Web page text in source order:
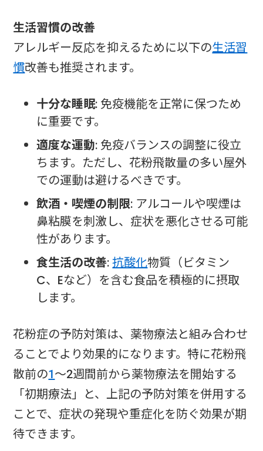
生活習慣の改善
アレルギー反応を抑えるために以下の生活習
慣改善も推奨されます。
十分な睡眠: 免疫機能を正常に保つため
に重要です。
適度な運動: 免疫バランスの調整に役立
ちます。ただし、花粉飛散量の多い屋外
での運動は避けるべきです。
飲酒・喫煙の制限: アルコールや喫煙は
鼻粘膜を刺激し、症状を悪化させる可能
性があります。
食生活の改善:抗酸化物質（ビタミン
C、Eなど）を含む食品を積極的に摂取
します。
花粉症の予防対策は、薬物療法と組み合わせ
ることでより効果的になります。特に花粉飛
散前の1〜2週間前から薬物療法を開始する
「初期療法」と、上記の予防対策を併用する
ことで、症状の発現や重症化を防ぐ効果が期
待できます。